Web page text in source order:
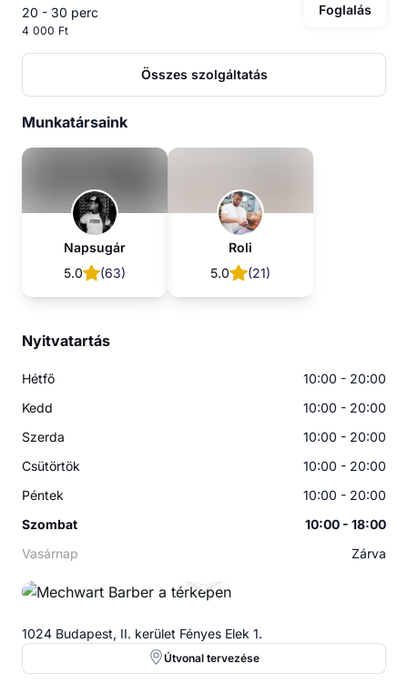
20 - 30 perc
4 000 Ft
Foglalás
Összes szolgáltatás
Munkatársaink
Napsugár
5.0
(63)
Roli
5.0
(21)
Nyitvatartás
Hétfő
10:00 - 20:00
Kedd
10:00 - 20:00
Szerda
10:00 - 20:00
Csütörtök
10:00 - 20:00
Péntek
10:00 - 20:00
Szombat
10:00 - 18:00
Vasárnap
Zárva
1024 Budapest, II. kerület Fényes Elek 1.
Útvonal tervezése